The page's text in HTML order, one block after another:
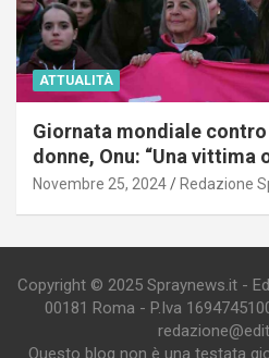
ATTUALITÀ
Giornata mondiale
donne, Onu: “Una vittima
Novembre 25, 2024 Redazione
Copyright © 2025 Spraynews.it -
00181 Roma - P.Iva
Questo blog non è una testata